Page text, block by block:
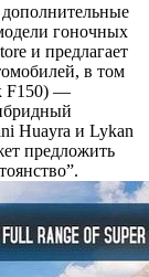
гоночных
и предлагает
в том
F150) —
Huayra и Lykan
предложить